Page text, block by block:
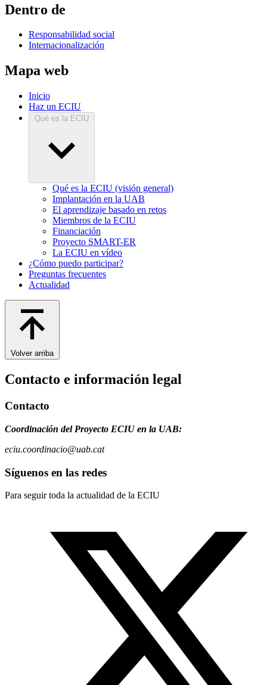
Dentro de
Responsabilidad social
Internacionalización
Mapa web
Inicio
Haz un ECIU
Qué es la ECIU
Qué es la ECIU (visión general)
Implantación en la UAB
El aprendizaje basado en retos
Miembros de la ECIU
Financiación
Proyecto SMART-ER
La ECIU en vídeo
¿Cómo puedo participar?
Preguntas frecuentes
Actualidad
Volver arriba
Contacto e información legal
Contacto
Coordinación del Proyecto ECIU en la UAB:
eciu.coordinacio@uab.cat
Síguenos en las redes
Para seguir toda la actualidad de la ECIU